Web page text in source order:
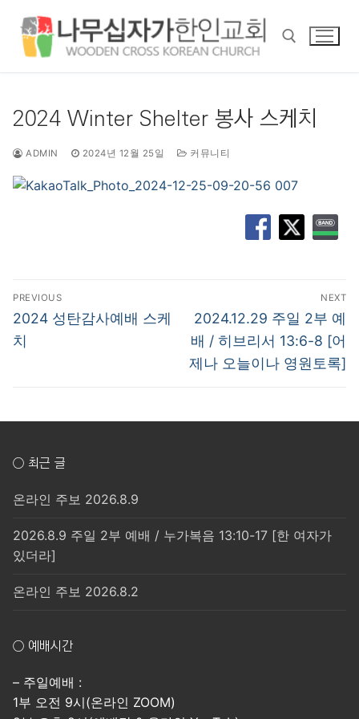
2024 Winter Shelter 봉사 스케치
ADMIN 2024년 12월 25일 커뮤니티
글
탐
색
PREVIOUS
Previous
post:
2024 성탄감사예배 스케
치
NEXT
Next
post:
2024.12.29 주일 2부 예
배 / 히브리서 13:6-8 [어
제나 오늘이나 영원토록]
○ 최근 글
온라인 주보 2026.8.9
2026.8.9 주일 2부 예배 / 누가복음 13:10-17 [한 여자가
있더라]
온라인 주보 2026.8.2
○ 예배시간
– 주일예배 :
1부 오전 9시(온라인 ZOOM)